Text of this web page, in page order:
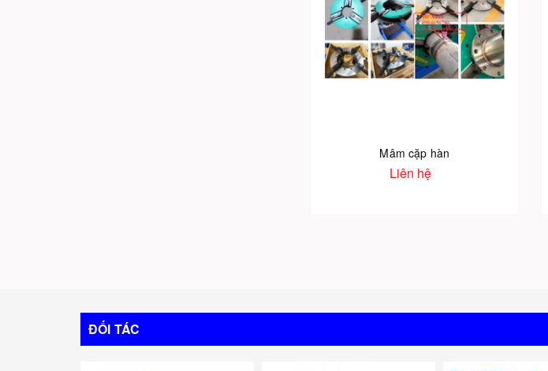
Mâm cặp hàn
Liên hệ
ĐỐI TÁC